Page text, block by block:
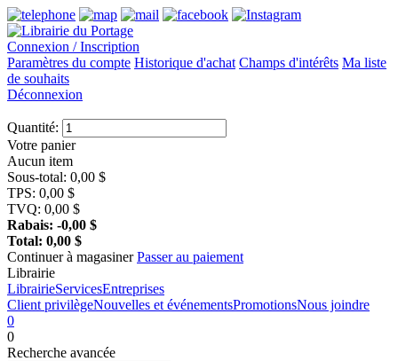
Connexion / Inscription
Paramètres du compte Historique d'achat Champs d'intérêts Ma liste
de souhaits
Déconnexion
Quantité:
Votre panier
Aucun item
Sous-total: 0,00 $
TPS: 0,00 $
TVQ: 0,00 $
Rabais: -0,00 $
Total: 0,00 $
Continuer à magasiner Passer au paiement
Librairie
LibrairieServicesEntreprises
Client privilègeNouvelles et événementsPromotionsNous joindre
0
0
Recherche avancée